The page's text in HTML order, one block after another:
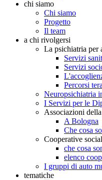
chi siamo
Chi siamo
Progetto
Il team
a chi rivolgersi
La psichiatria per
Servizi
Servizi
Percorsi
Neuropsichiatria
I Servizi per le
Associazioni
A Bologna
Che cosa
Cooperative
che cosa
elenco
I gruppi di auto
tematiche